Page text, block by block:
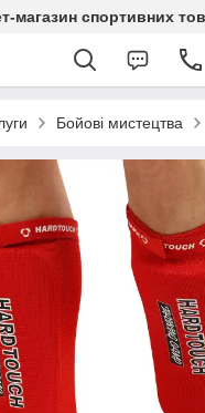
магазин спортивних
Бойові мистецтва